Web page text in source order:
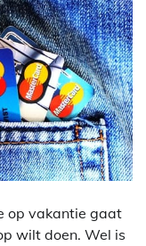
op vakantie gaat
wilt doen. Wel is